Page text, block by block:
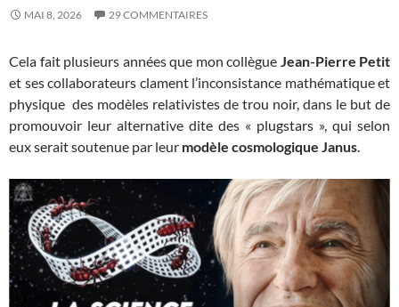
MAI 8, 2026 29 COMMENTAIRES
Cela fait plusieurs années que mon collègue Jean-Pierre Petit
et ses collaborateurs clament l’inconsistance mathématique et
physique des modèles relativistes de trou noir, dans le but de
promouvoir leur alternative dite des « plugstars », qui selon
eux serait soutenue par leur modèle cosmologique Janus.